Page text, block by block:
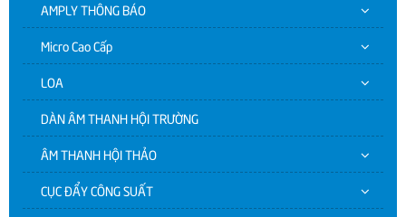
AMPLY THÔNG BÁO
Micro Cao Cấp
LOA
DÀN ÂM THANH HỘI TRƯỜNG
ÂM THANH HỘI THẢO
CỤC ĐẨY CÔNG SUẤT